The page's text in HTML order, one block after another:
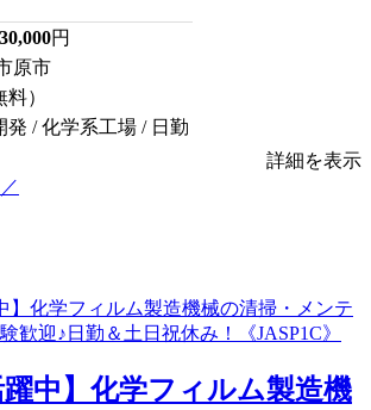
円
原市
）
発 / 化学系工場 / 日勤
詳細を表示
躍中】化学フィルム製造機